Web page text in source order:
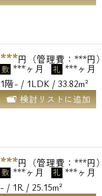
***円（管理費：***円）
敷 ***ヶ月 礼 ***ヶ月
1階- / 1LDK / 33.82m²
検討リストに追加
***円（管理費：***円）
敷 ***ヶ月 礼 ***ヶ月
- / 1R / 25.15m²